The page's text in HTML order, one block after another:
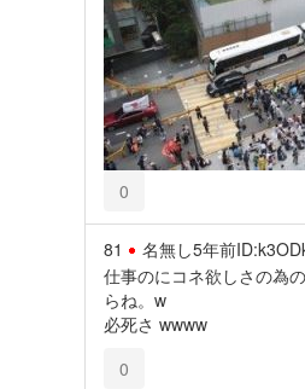
0
81 名無し5年前
仕事のにコネ欲しさの為
らね。w
必死さ wwww
0